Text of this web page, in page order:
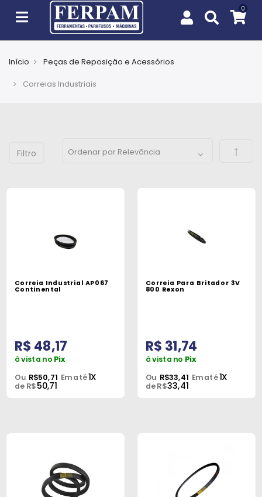
EPIs
Ferramentas
Iluminação
Construção
Materiais
Elétricos
Tintas
Início Peças de Reposição e Acessórios
Correias Industriais
Correia Industrial AP067
Continental
R$ 48,17
à vista no Pix
Ou R$50,71 Em até1X
de R$50,71
Correia Para Britador 3V
800 Rexon
R$ 31,74
à vista no Pix
Ou R$33,41 Em até1X
de R$33,41